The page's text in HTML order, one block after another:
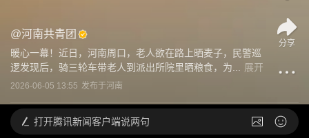
@河南共青团
暖心一幕！近日，河南周口，老人欲在路上晒麦子，民警巡
逻发现后，骑三轮车带老人到派出所院里晒粮食，为...
展开
2026-06-05 13:55 发布于河南
分享
打开腾讯新闻客户端说两句